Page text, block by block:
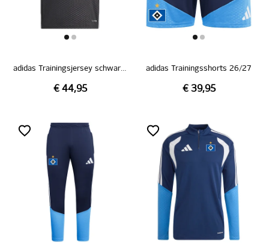
adidas Trainingsjersey schwarz 26/27
€ 44,95
adidas Trainingsshorts 26/27
€ 39,95